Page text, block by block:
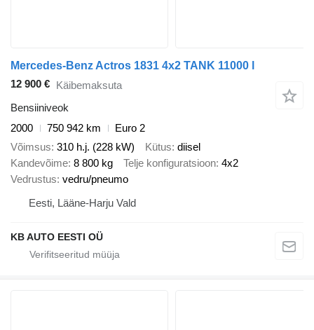
Mercedes-Benz Actros 1831 4x2 TANK 11000 l
12 900 € Käibemaksuta
Bensiiniveok
2000
750 942 km
Euro 2
Võimsus 310 h.j. (228 kW) Kütus diisel
Kandevõime 8 800 kg Telje konfiguratsioon 4x2
Vedrustus vedru/pneumo
Eesti, Lääne-Harju Vald
KB AUTO EESTI OÜ